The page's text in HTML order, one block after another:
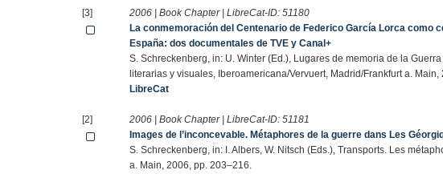
[3] 2006 | Book Chapter | LibreCat-ID:51180
La conmemoración del Centenario de Federico García Lorca como
España: dos documentales de TVE y Canal+
S. Schreckenberg, in: U. Winter (Ed.), Lugares de memoria de la
literarias y visuales, Iberoamericana/Vervuert, Madrid/Frankfurt a.
LibreCat
[2] 2006 | Book Chapter | LibreCat-ID:51181
Images de l’inconcevable. Métaphores de la guerre dans Les
S. Schreckenberg, in: I. Albers, W. Nitsch (Eds.), Transports. Les
a. Main, 2006, pp. 203–216.